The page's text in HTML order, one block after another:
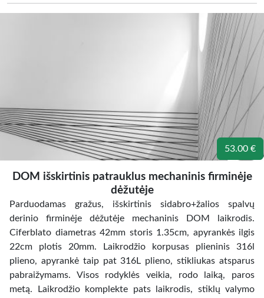
53.00 €
DOM išskirtinis patrauklus mechaninis firminėje
dėžutėje
Parduodamas gražus, išskirtinis sidabro+žalios spalvų
derinio firminėje dėžutėje mechaninis DOM laikrodis.
Ciferblato diametras 42mm storis 1.35cm, apyrankės ilgis
22cm plotis 20mm. Laikrodžio korpusas plieninis 316l
plieno, apyrankė taip pat 316L plieno, stikliukas atsparus
pabraižymams. Visos rodyklės veikia, rodo laiką, paros
metą. Laikrodžio komplekte pats laikrodis, stiklų valymo